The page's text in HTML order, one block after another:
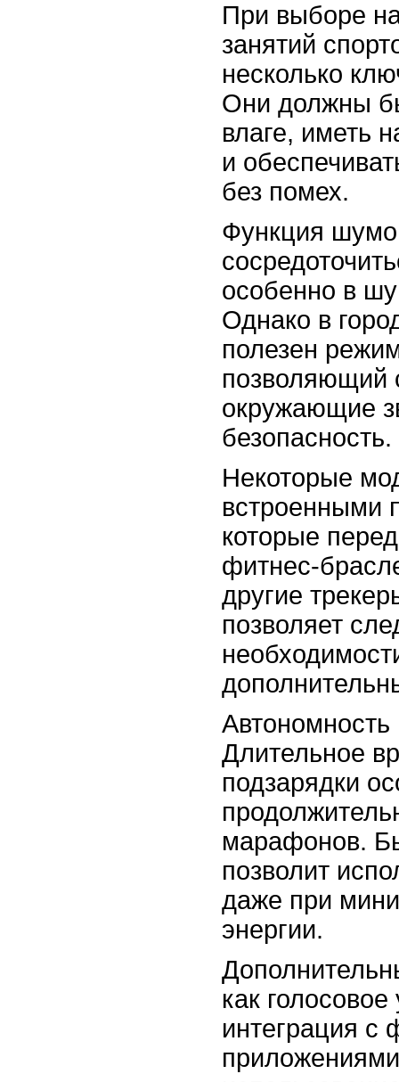
При выборе
занятий
несколько
Они должны
влаге, иметь
и
без помех.
Функция
особенно в
Однако в
полезен
позволяющий
окружающие
безопасность.
Некоторые
встроенными
которые
фитнес-
другие
позволяет
Длительное
подзарядки
марафонов.
позволит
даже при
энергии.
как
интеграция с